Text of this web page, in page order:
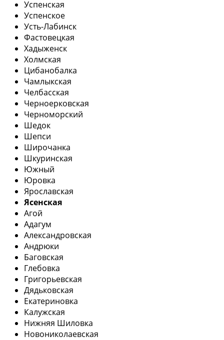
Успенская
Успенское
Усть-Лабинск
Фастовецкая
Хадыженск
Холмская
Цибанобалка
Чамлыкская
Челбасская
Черноерковская
Черноморский
Шедок
Шепси
Широчанка
Шкуринская
Южный
Юровка
Ярославская
Ясенская
Агой
Адагум
Александровская
Андрюки
Баговская
Глебовка
Григорьевская
Дядьковская
Екатериновка
Калужская
Нижняя Шиловка
Новониколаевская